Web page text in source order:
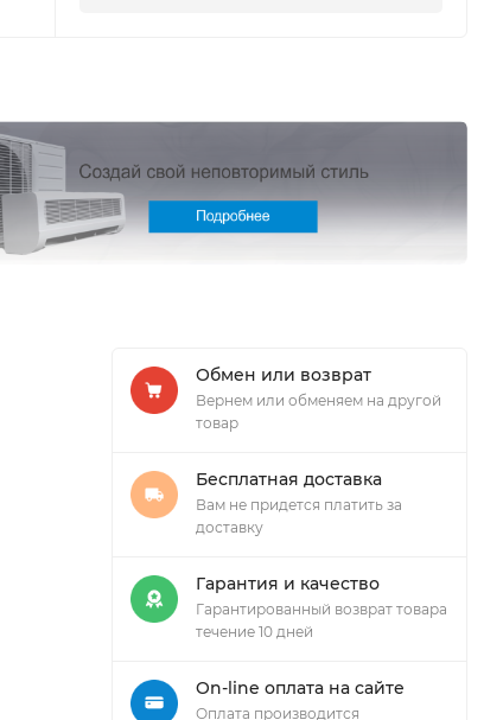
Обмен или возврат
Вернем или обменяем на другой
товар
Бесплатная доставка
Вам не придется платить за
доставку
Гарантия и качество
Гарантированный возврат товара
течение 10 дней
On-line оплата на сайте
Оплата производится